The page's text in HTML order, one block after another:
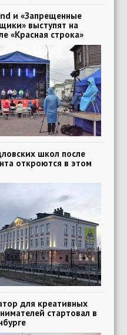
и «Запрещенные
выступят на
«Красная строка»
школ после
откроются в этом
для креативных
стартовал в